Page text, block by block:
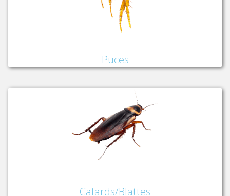
Puces
Cafards/Blattes